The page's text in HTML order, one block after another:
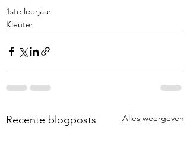
1ste leerjaar
Kleuter
Recente blogposts Alles weergeven